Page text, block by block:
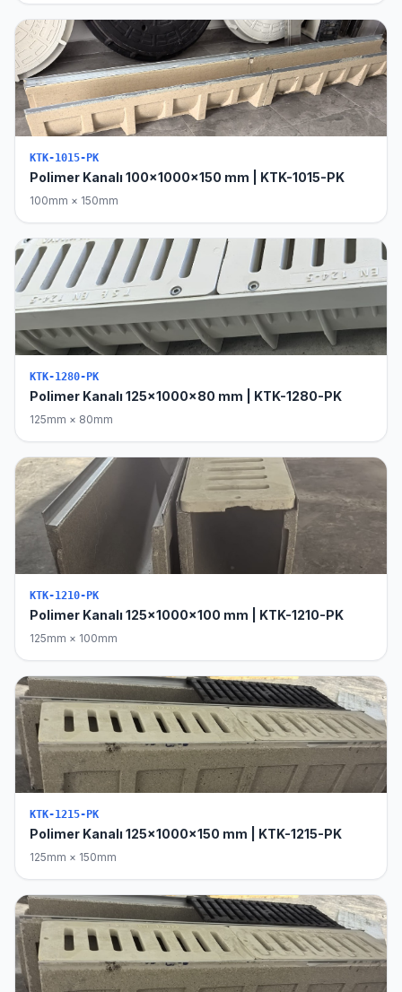
KTK-1015-PK
Polimer Kanalı 100x1000x150 mm | KTK-1015-PK
100mm × 150mm
KTK-1280-PK
Polimer Kanalı 125x1000x80 mm | KTK-1280-PK
125mm × 80mm
KTK-1210-PK
Polimer Kanalı 125x1000x100 mm | KTK-1210-PK
125mm × 100mm
KTK-1215-PK
Polimer Kanalı 125x1000x150 mm | KTK-1215-PK
125mm × 150mm